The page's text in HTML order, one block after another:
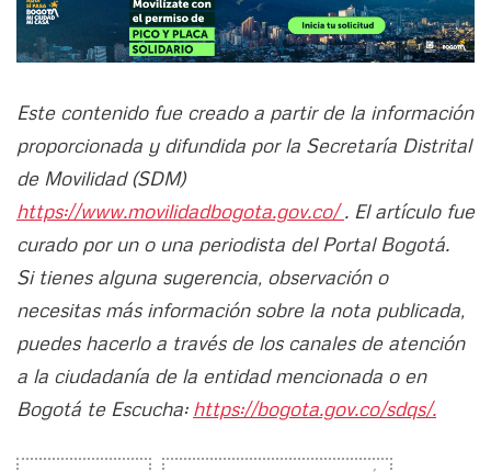
Este contenido fue creado a partir de la información
proporcionada y difundida por la Secretaría Distrital
de Movilidad (SDM)
https://www.movilidadbogota.gov.co/. El artículo fue
curado por un o una periodista del Portal Bogotá.
Si tienes alguna sugerencia, observación o
necesitas más información sobre la nota publicada,
puedes hacerlo a través de los canales de atención
a la ciudadanía de la entidad mencionada o en
Bogotá te Escucha: https://bogota.gov.co/sdqs/.